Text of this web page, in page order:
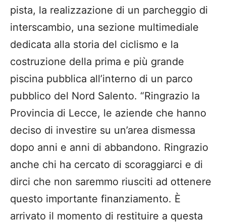
pista, la realizzazione di un parcheggio di
interscambio, una sezione multimediale
dedicata alla storia del ciclismo e la
costruzione della prima e più grande
piscina pubblica all’interno di un parco
pubblico del Nord Salento. “Ringrazio la
Provincia di Lecce, le aziende che hanno
deciso di investire su un’area dismessa
dopo anni e anni di abbandono. Ringrazio
anche chi ha cercato di scoraggiarci e di
dirci che non saremmo riusciti ad ottenere
questo importante finanziamento. È
arrivato il momento di restituire a questa